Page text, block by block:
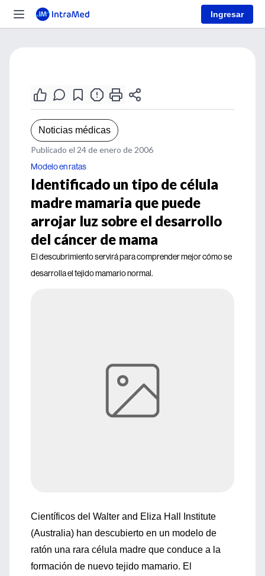
Ingresar
Noticias médicas
Publicado el 24 de enero de 2006
Modelo en ratas
Identificado un tipo de célula
madre mamaria que puede
arrojar luz sobre el desarrollo
del cáncer de mama
El descubrimiento servirá para comprender mejor cómo se
desarrolla el tejido mamario normal.
Científicos del Walter and Eliza Hall Institute
(Australia) han descubierto en un modelo de
ratón una rara célula madre que conduce a la
formación de nuevo tejido mamario. El